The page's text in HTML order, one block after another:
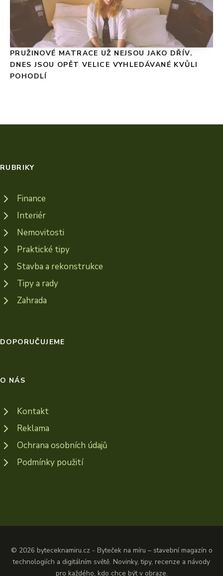
PRUŽINOVÉ MATRACE UŽ NEJSOU JAKO DŘÍV.
DNES JSOU OPĚT VELICE VYHLEDÁVANÉ KVŮLI
POHODLÍ
RUBRIKY
Finance
Interiér
Nemovitosti
Praktické tipy
Stavba a rekonstrukce
Tipy a rady
Zahrada
DOPORUČUJEME
O NÁS
Kontakt
Reklama
Ochrana osobních údajů
Podmínky použití
© 2026 byteceknamiru.cz - Byteček na míru – stavební magazín o
technologiích a digitálním světě. Novinky, tipy, recenze a návody
pro každého, kdo chce být v obraze.